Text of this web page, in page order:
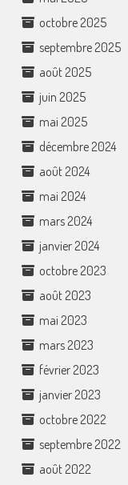
octobre 2025
septembre 2025
août 2025
juin 2025
mai 2025
décembre 2024
août 2024
mai 2024
mars 2024
janvier 2024
octobre 2023
août 2023
mai 2023
mars 2023
février 2023
janvier 2023
octobre 2022
septembre 2022
août 2022